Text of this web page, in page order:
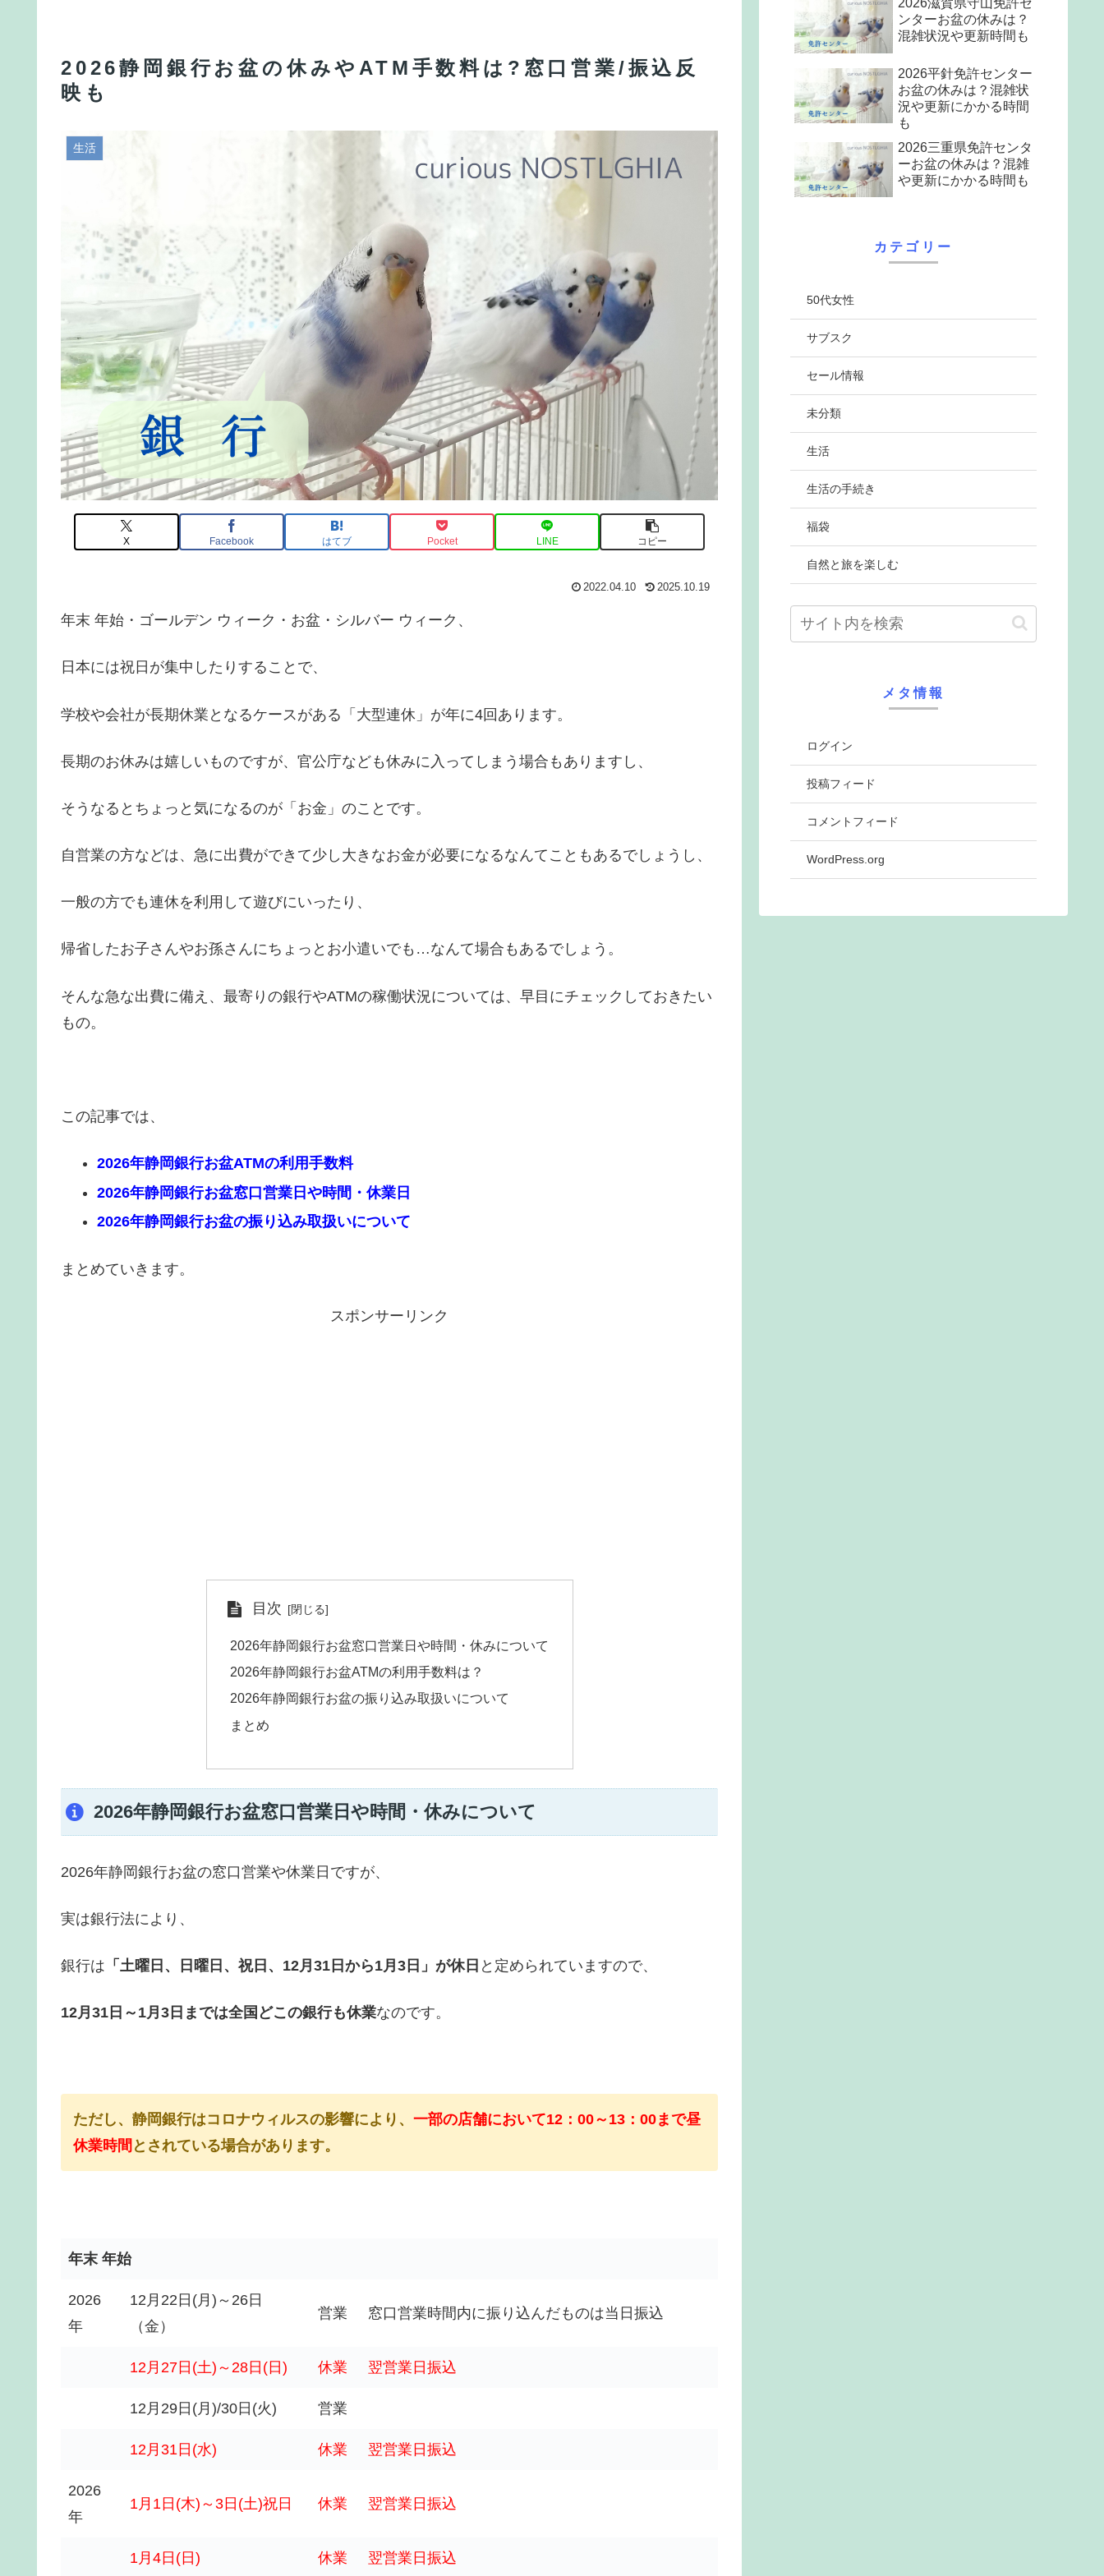
2026静岡銀行お盆の休みやATM手数料は?窓口営業/振込反
映も
生活
X Facebook はてブ Pocket LINE コピー
2022.04.10 2025.10.19
年末 年始・ゴールデン ウィーク・お盆・シルバー ウィーク、
日本には祝日が集中したりすることで、
学校や会社が長期休業となるケースがある「大型連休」が年に4回あります。
長期のお休みは嬉しいものですが、官公庁なども休みに入ってしまう場合もありますし、
そうなるとちょっと気になるのが「お金」のことです。
自営業の方などは、急に出費ができて少し大きなお金が必要になるなんてこともあるでしょうし、
一般の方でも連休を利用して遊びにいったり、
帰省したお子さんやお孫さんにちょっとお小遣いでも…なんて場合もあるでしょう。
そんな急な出費に備え、最寄りの銀行やATMの稼働状況については、早目にチェックしておきたい
もの。
この記事では、
2026年静岡銀行お盆ATMの利用手数料
2026年静岡銀行お盆窓口営業日や時間・休業日
2026年静岡銀行お盆の振り込み取扱いについて
まとめていきます。
スポンサーリンク
目次
2026年静岡銀行お盆窓口営業日や時間・休みについて
2026年静岡銀行お盆ATMの利用手数料は？
2026年静岡銀行お盆の振り込み取扱いについて
まとめ
2026年静岡銀行お盆窓口営業日や時間・休みについて
2026年静岡銀行お盆の窓口営業や休業日ですが、
実は銀行法により、
銀行は 「土曜日、日曜日、祝日、12月31日から1月3日」が休日 と定められていますので、
12月31日～1月3日までは全国どこの銀行も休業なのです。
ただし、静岡銀行はコロナウィルスの影響により、 一部の店舗において12：00～13：00まで昼
休業時間 とされている場合があります。
年末 年始
2026
年
12月22日(月)～26日
（金）
営業 窓口営業時間内に振り込んだものは当日振込
12月27日(土)～28日(日) 休業 翌営業日振込
12月29日(月)/30日(火) 営業
12月31日(水) 休業 翌営業日振込
2026
年
1月1日(木)～3日(土)祝日 休業 翌営業日振込
1月4日(日) 休業 翌営業日振込
2026滋賀県守山免許セ
ンターお盆の休みは？
混雑状況や更新時間も
2026平針免許センター
お盆の休みは？混雑状
況や更新にかかる時間
も
2026三重県免許センタ
ーお盆の休みは？混雑
や更新にかかる時間も
カテゴリー
50代女性
サブスク
セール情報
未分類
生活
生活の手続き
福袋
自然と旅を楽しむ
メタ情報
ログイン
投稿フィード
コメントフィード
WordPress.org